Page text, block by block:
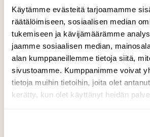
Käytämme evästeitä tarjoamamme
räätälöimiseen, sosiaalisen median
tukemiseen ja kävijämäärämme
jaamme sosiaalisen median,
alan kumppaneillemme tietoja siitä,
sivustoamme. Kumppanimme voivat
tietoja muihin tietoihin, joita olet
kerätty, kun olet käyttänyt heidän
Korpit
Korpit kisailivat ja
metsäaukean
Valokuvaaja: Risto Kangassalo,
20.9.2020
TAKAISIN